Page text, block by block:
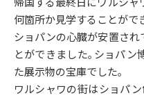
何箇所か見学することがで
ショパンの心臓が安置さ
とができました｡ショパン
た展示物の宝庫でした｡
ワルシャワの街はショパ